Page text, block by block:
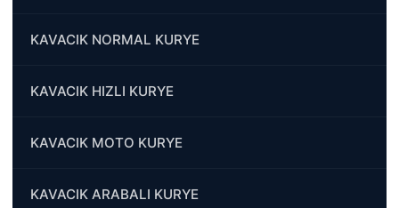
KAVACIK NORMAL KURYE
KAVACIK HIZLI KURYE
KAVACIK MOTO KURYE
KAVACIK ARABALI KURYE